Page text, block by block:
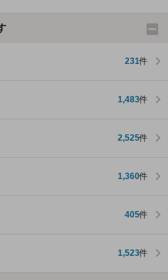
231件
1,483件
2,525件
1,360件
405件
1,523件